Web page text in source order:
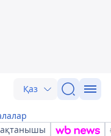
Қаз